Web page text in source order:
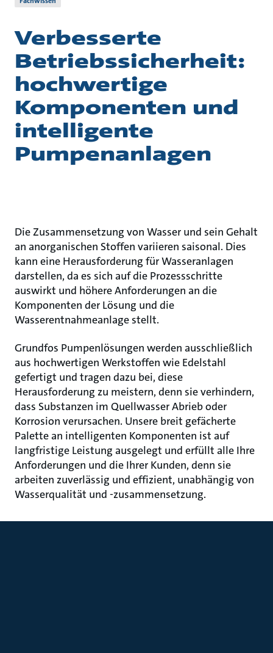
Verbesserte
Betriebssicherheit:
hochwertige
Komponenten und
intelligente
Pumpenanlagen
Die Zusammensetzung von Wasser und sein Gehalt
an anorganischen Stoffen variieren saisonal. Dies
kann eine Herausforderung für Wasseranlagen
darstellen, da es sich auf die Prozessschritte
auswirkt und höhere Anforderungen an die
Komponenten der Lösung und die
Wasserentnahmeanlage stellt.
Grundfos Pumpenlösungen werden ausschließlich
aus hochwertigen Werkstoffen wie Edelstahl
gefertigt und tragen dazu bei, diese
Herausforderung zu meistern, denn sie verhindern,
dass Substanzen im Quellwasser Abrieb oder
Korrosion verursachen. Unsere breit gefächerte
Palette an intelligenten Komponenten ist auf
langfristige Leistung ausgelegt und erfüllt alle Ihre
Anforderungen und die Ihrer Kunden, denn sie
arbeiten zuverlässig und effizient, unabhängig von
Wasserqualität und -zusammensetzung.